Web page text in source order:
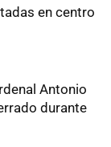
en centro
Antonio
durante